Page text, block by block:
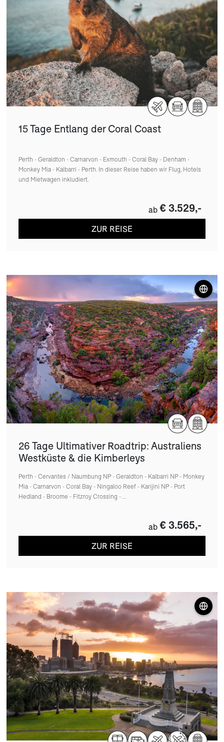
15 Tage Entlang der Coral Coast
Perth - Geraldton - Carnarvon - Exmouth - Coral Bay - Denham -
Monkey Mia - Kalbarri - Perth. In dieser Reise haben wir Flug, Hotels
und Mietwagen inkludiert.
ab € 3.529,-
ZUR REISE
26 Tage Ultimativer Roadtrip: Australiens
Westküste & die Kimberleys
Perth - Cervantes / Naumbung NP - Geraldton - Kalbarri NP - Monkey
Mia - Carnarvon - Coral Bay - Ningaloo Reef - Karijini NP - Port
Hedland - Broome - Fitzroy Crossing - ...
ab € 3.565,-
ZUR REISE